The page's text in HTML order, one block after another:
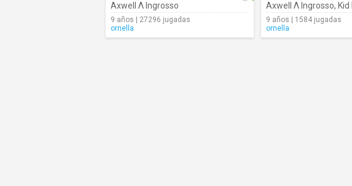
Axwell Λ Ingrosso
9 años | 27296 jugadas
ornella
Axwell Λ Ingrosso, Kid
9 años | 1584 jugadas
ornella